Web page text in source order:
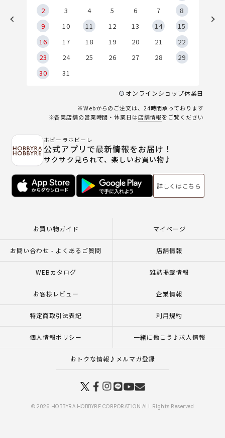
2
3 4 5 6 7
8
9
10 11 12 13 14
15
16
17 18 19 20 21
22
23
24 25 26 27 28
29
30
31
オンラインショップ休業日
※Webからのご注文は、24時間承っております
※各実店舗の営業時間・休業日は店舗情報をご覧ください
ホビーラホビーレ
公式アプリで最新情報をお届け！
サクサク見られて、楽しいお買い物♪
詳しくはこちら
お買い物ガイド マイページ
お問い合わせ - よくあるご質問 店舗情報
WEBカタログ 雑誌掲載情報
お客様レビュー 企業情報
特定商取引法表記 利用規約
個人情報ポリシー 一緒に働こう♪求人情報
おトクな情報♪メルマガ登録
© 2026 HOBBYRA HOBBYRE CORPORATION ALL Rights Reserved